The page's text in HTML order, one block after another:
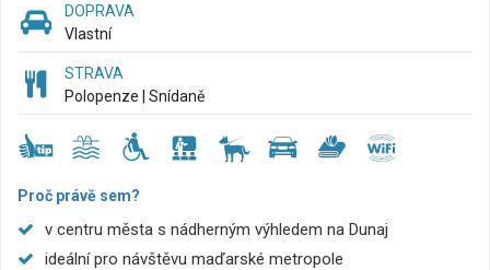
DOPRAVA
Vlastní
STRAVA
Polopenze | Snídaně
Proč právě sem?
v centru města s nádherným výhledem na Dunaj
ideální pro návštěvu maďarské metropole